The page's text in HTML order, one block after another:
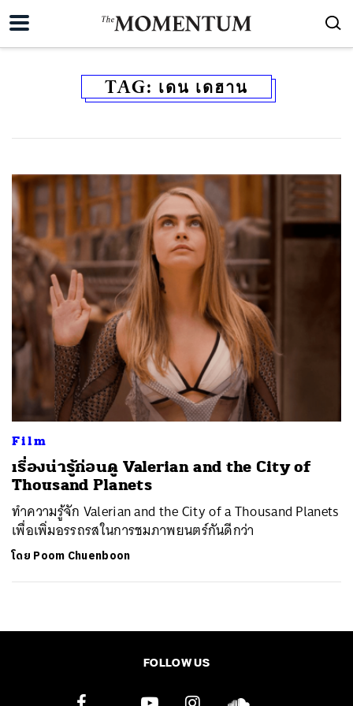
TAG: เดน เดฮาน
Film
เรื่องน่ารู้ก่อนดู Valerian and the City of
Thousand Planets
ทำความรู้จัก Valerian and the City of a Thousand Planets
เพื่อเพิ่มอรรถรสในการชมภาพยนตร์กันดีกว่า
โดย Poom Chuenboon
FOLLOW US
SHARE TWEET LINE EMAIL